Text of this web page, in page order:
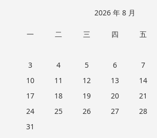
2026 年 8 月
一 二 三 四 五
3
4 5 6 7
10
11 12 13 14
17
18 19 20 21
24
25 26 27 28
31